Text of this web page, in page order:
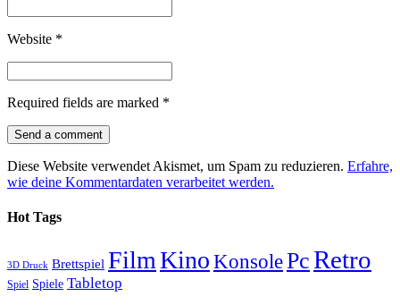
Website *
Required fields are marked *
Diese Website verwendet Akismet, um Spam zu reduzieren. Erfahre,
wie deine Kommentardaten verarbeitet werden.
Hot Tags
3D Druck Brettspiel FilmKinoKonsolePcRetro
Spiel Spiele Tabletop